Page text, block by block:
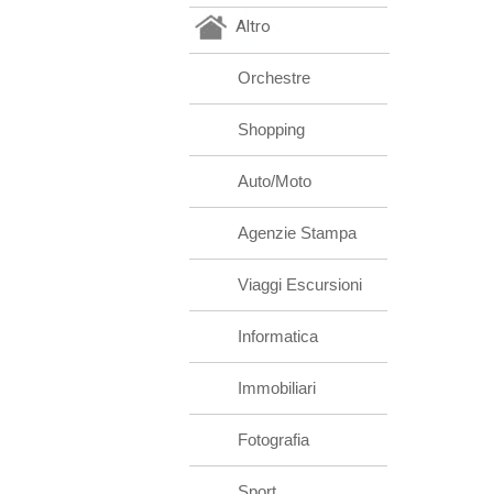
Altro
Orchestre
Shopping
Auto/Moto
Agenzie Stampa
Viaggi Escursioni
Informatica
Immobiliari
Fotografia